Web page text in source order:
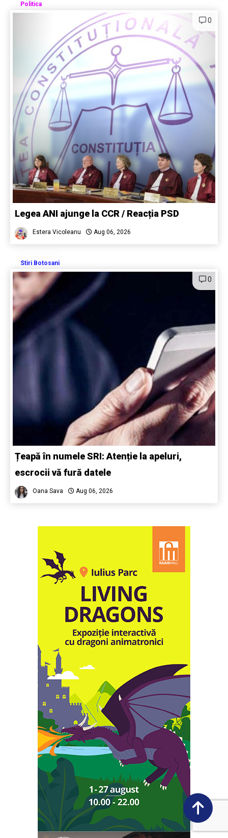
Politica
0
Legea ANI ajunge la CCR / Reacția PSD
Estera Vicoleanu Aug 06, 2026
Stiri Botosani
0
Țeapă în numele SRI: Atenție la apeluri,
escrocii vă fură datele
Oana Sava Aug 06, 2026